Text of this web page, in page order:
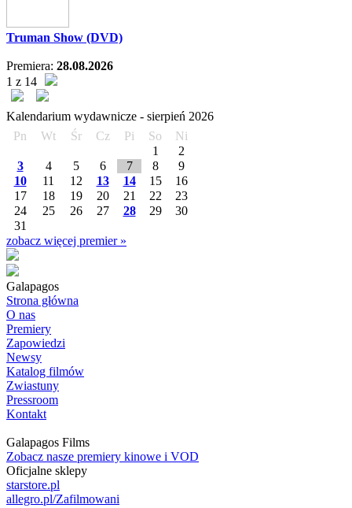
Truman Show (DVD)
Premiera: 28.08.2026
1 z 14
Kalendarium wydawnicze - sierpień 2026
Pn
Wt Śr Cz Pi So
Ni
1
2
3
4 5 6 7 8
9
10
11 12 13 14 15
16
17
18 19 20 21 22
23
24
25 26 27 28 29
30
31
zobacz więcej premier »
Galapagos
Strona główna
O nas
Premiery
Zapowiedzi
Newsy
Katalog filmów
Zwiastuny
Pressroom
Kontakt
Galapagos Films
Zobacz nasze premiery kinowe i VOD
Oficjalne sklepy
starstore.pl
allegro.pl/Zafilmowani